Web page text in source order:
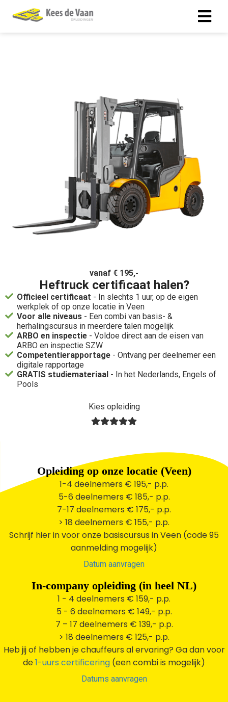
vanaf € 195,-
Heftruck certificaat halen?
Officieel certificaat - In slechts 1 uur, op de eigen
werkplek of op onze locatie in Veen
Voor alle niveaus - Een combi van basis- &
herhalingscursus in meerdere talen mogelijk
ARBO en inspectie - Voldoe direct aan de eisen van
ARBO en inspectie SZW
Competentierapportage - Ontvang per deelnemer een
digitale rapportage
GRATIS studiemateriaal - In het Nederlands, Engels of
Pools
Kies opleiding
Opleiding op onze locatie (Veen)
1-4 deelnemers € 195,- p.p.
5-6 deelnemers € 185,- p.p.
7-17 deelnemers € 175,- p.p.
> 18 deelnemers € 155,- p.p.
Schrijf hier in voor onze basiscursus in Veen (code 95
aanmelding mogelijk)
Datum aanvragen
In-company opleiding (in heel NL)
1 - 4 deelnemers € 159,- p.p.
5 - 6 deelnemers € 149,- p.p.
7 – 17 deelnemers € 139,- p.p.
> 18 deelnemers € 125,- p.p.
Heb jij of hebben je chauffeurs al ervaring? Ga dan voor
de1-uurs certificering (een combi is mogelijk)
Datums aanvragen